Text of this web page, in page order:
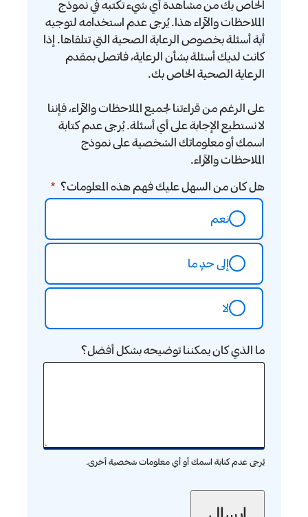
الخاص بك من مشاهدة أي شيء تكتبه في نموذج
الملاحظات والآراء هذا. يُرجى عدم استخدامه لتوجيه
أية أسئلة بخصوص الرعاية الصحية التي تتلقاها. إذا
كانت لديك أسئلة بشأن الرعاية، فاتصل بمقدم
الرعاية الصحية الخاص بك.
على الرغم من قراءتنا لجميع الملاحظات والآراء، فإننا
لا نستطيع الإجابة على أي أسئلة. يُرجى عدم كتابة
اسمك أو معلوماتك الشخصية على نموذج
الملاحظات والآراء.
هل كان من السهل عليك فهم هذه المعلومات؟
نعم
إلى حدٍ ما
لا
ما الذي كان يمكننا توضيحه بشكل أفضل؟
يُرجى عدم كتابة اسمك أو أي معلومات شخصية أخرى.